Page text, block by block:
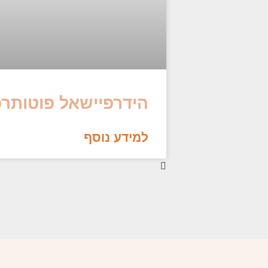
הידרפיישאל
למידע נוסף